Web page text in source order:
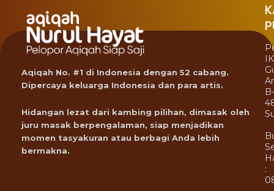
Aqiqah No. #1 di Indonesia dengan 52 cabang.
Dipercaya keluarga Indonesia dan para artis.
Hidangan lezat dari kambing pilihan, dimasak oleh
juru masak berpengalaman, siap menjadikan
momen tasyakuran atau berbagi Anda lebih
bermakna.
B-
: